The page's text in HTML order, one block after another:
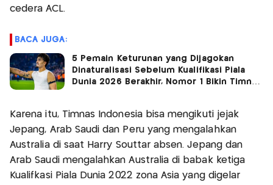
cedera ACL.
BACA JUGA:
5 Pemain Keturunan yang Dijagokan
Dinaturalisasi Sebelum Kualifikasi Piala
Dunia 2026 Berakhir, Nomor 1 Bikin Timnas
Karena itu, Timnas Indonesia bisa mengikuti jejak
Jepang, Arab Saudi dan Peru yang mengalahkan
Australia di saat Harry Souttar absen. Jepang dan
Arab Saudi mengalahkan Australia di babak ketiga
Kualifkasi Piala Dunia 2022 zona Asia yang digelar